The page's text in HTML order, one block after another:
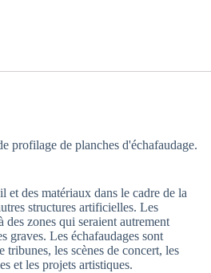
profilage de planches d'échafaudage.
et des matériaux dans le cadre de la
structures artificielles. Les
des zones qui seraient autrement
graves. Les échafaudages sont
tribunes, les scènes de concert, les
et les projets artistiques.